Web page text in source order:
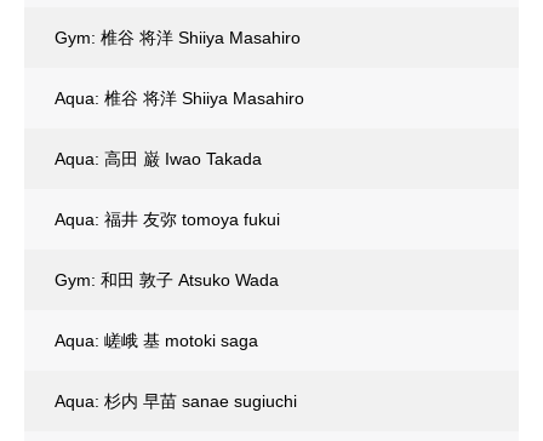
Gym: 椎谷 将洋 Shiiya Masahiro
Aqua: 椎谷 将洋 Shiiya Masahiro
Aqua: 高田 巌 Iwao Takada
Aqua: 福井 友弥 tomoya fukui
Gym: 和田 敦子 Atsuko Wada
Aqua: 嵯峨 基 motoki saga
Aqua: 杉内 早苗 sanae sugiuchi